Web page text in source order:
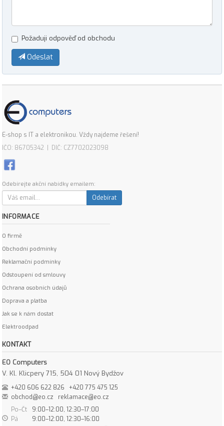
Požaduji odpověď od obchodu
Odeslat
E-shop s IT a elektronikou. Vždy najdeme řešení!
IČO: 86705342 | DIČ: CZ7702023098
Odebírejte akční nabídky emailem:
Odebírat
INFORMACE
O firmě
Obchodní podmínky
Reklamační podmínky
Odstoupení od smlouvy
Ochrana osobních údajů
Doprava a platba
Jak se k nám dostat
Elektroodpad
KONTAKT
EO Computers
V. Kl. Klicpery 715, 504 01 Nový Bydžov
+420 606 622 826
+420 775 475 125
obchod@eo.cz
reklamace@eo.cz
Po–Čt
9:00–12:00, 12:30–17:00
Pá
9:00–12:00, 12:30–16:00